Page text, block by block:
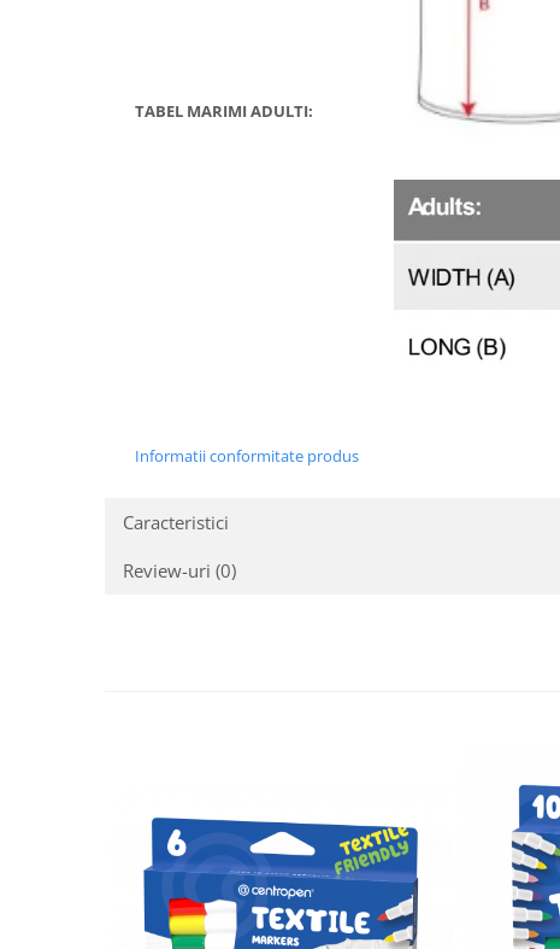
TABEL MARIMI ADULTI:
Informatii conformitate produs
Caracteristici
Review-uri (0)